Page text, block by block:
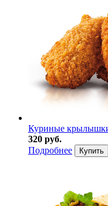
Куриные
320 руб.
Подробнее
Купить